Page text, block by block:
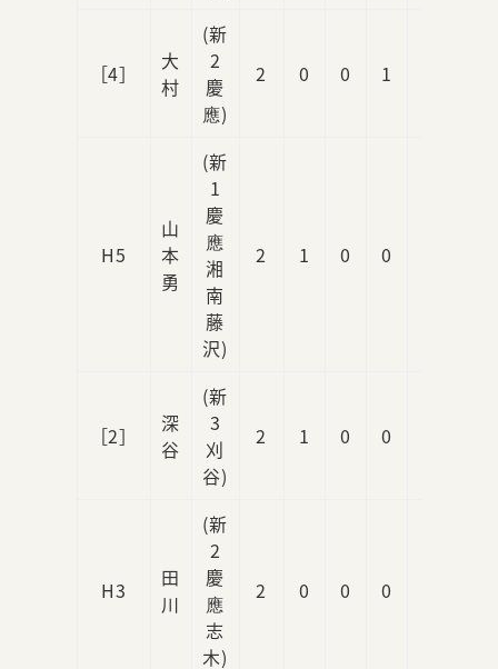
［4］
大
村
(新
2
慶
應)
2 0 0 1
H5
山
本
勇
(新
1
慶
應
湘
南
藤
沢)
2 1 0 0
［2］
深
谷
(新
3
刈
谷)
2 1 0 0
H3
田
川
(新
2
慶
應
志
木)
2 0 0 0